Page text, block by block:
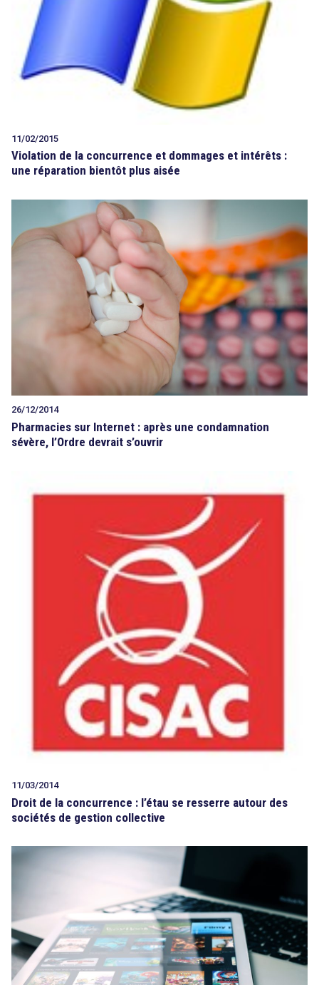
11/02/2015
Violation de la concurrence et dommages et intérêts :
une réparation bientôt plus aisée
26/12/2014
Pharmacies sur Internet : après une condamnation
sévère, l’Ordre devrait s’ouvrir
11/03/2014
Droit de la concurrence : l’étau se resserre autour des
sociétés de gestion collective